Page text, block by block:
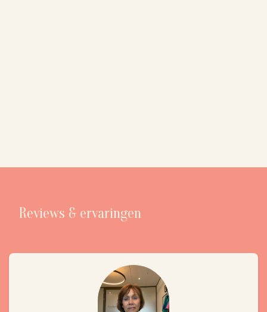
Reviews & ervaringen